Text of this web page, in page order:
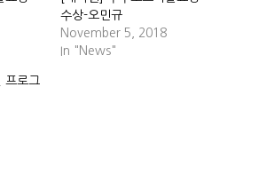
수상-오민규
November 5, 2018
In "News"
프로그